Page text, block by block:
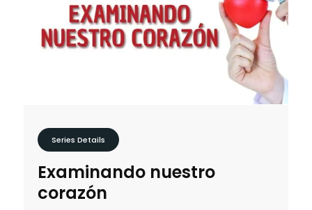
Series Details
Examinando nuestro
corazón